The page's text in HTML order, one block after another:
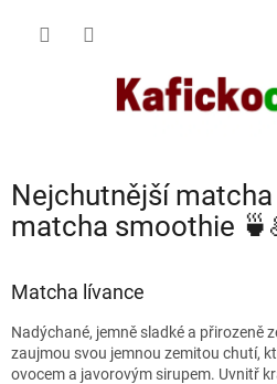
Nejchutnější
matcha smoothie
Matcha lívance
Nadýchané, jemně sladké a přirozeně
zaujmou svou jemnou zemitou chutí,
ovocem a javorovým sirupem. Uvnitř